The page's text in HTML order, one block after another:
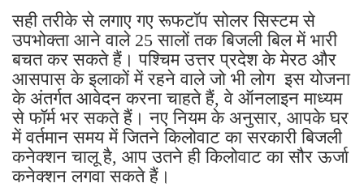
सही तरीके से लगाए गए रूफटॉप सोलर सिस्टम से
उपभोक्ता आने वाले 25 सालों तक बिजली बिल में भारी
बचत कर सकते हैं। पश्चिम उत्तर प्रदेश के मेरठ और
आसपास के इलाकों में रहने वाले जो भी लोग इस योजना
के अंतर्गत आवेदन करना चाहते हैं, वे ऑनलाइन माध्यम
से फॉर्म भर सकते हैं। नए नियम के अनुसार, आपके घर
में वर्तमान समय में जितने किलोवाट का सरकारी बिजली
कनेक्शन चालू है, आप उतने ही किलोवाट का सौर ऊर्जा
कनेक्शन लगवा सकते हैं।